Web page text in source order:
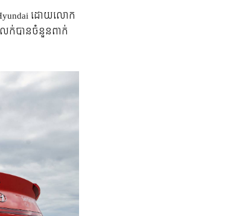
ដោយលោក
លក់បានចំនួនពាក់